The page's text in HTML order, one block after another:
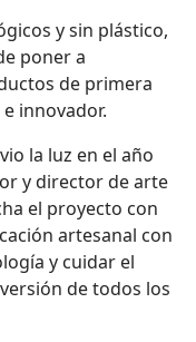
y sin plástico,
poner a
de primera
innovador.
la luz en el año
y director de arte
el proyecto con
artesanal con
y cuidar el
de todos los